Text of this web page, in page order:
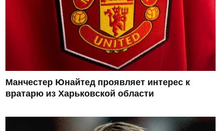
Манчестер Юнайтед проявляет интерес к
вратарю из Харьковской области